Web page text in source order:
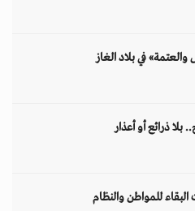
في بلاد الغاز
ذرائع أو أعذار
للمواطن والنظام